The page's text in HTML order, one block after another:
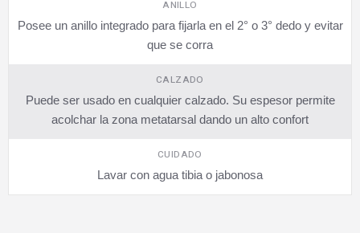
ANILLO
Posee un anillo integrado para fijarla en el 2° o 3° dedo y evitar
que se corra
CALZADO
Puede ser usado en cualquier calzado. Su espesor permite
acolchar la zona metatarsal dando un alto confort
CUIDADO
Lavar con agua tibia o jabonosa